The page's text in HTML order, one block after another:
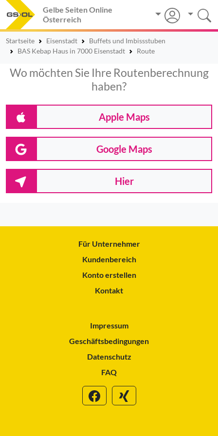
Gelbe Seiten Online
Österreich
Startseite Eisenstadt
Buffets und Imbissstuben
BAS Kebap Haus in 7000 Eisenstadt
Route
Wo möchten Sie Ihre Routenberechnung
haben?
Apple Maps
Google Maps
Hier
Für Unternehmer
Kundenbereich
Konto erstellen
Kontakt
Impressum
Geschäftsbedingungen
Datenschutz
FAQ